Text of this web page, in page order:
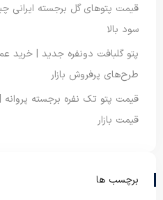
قیمت پتوهای گل برجسته ایرانی
سود بالا
پتو گلبافت دونفره جدید | خرید
طرح‌های پرفروش بازار
قیمت پتو تک نفره برجسته
قیمت بازار
برچسب ها